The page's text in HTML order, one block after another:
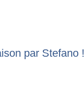
par Stefano !